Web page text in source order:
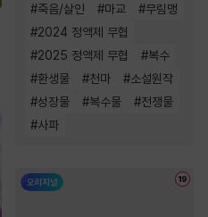
#죽음/살인 #마교 #무림맹
#2024 정액제 무협
#2025 정액제 무협 #복수
#환생물 #천마 #소설원작
#성장물 #복수물 #전쟁물
#사파